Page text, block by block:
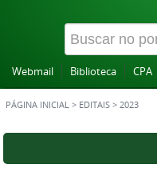
Webmail Biblioteca CPA
PÁGINA INICIAL > EDITAIS > 2023